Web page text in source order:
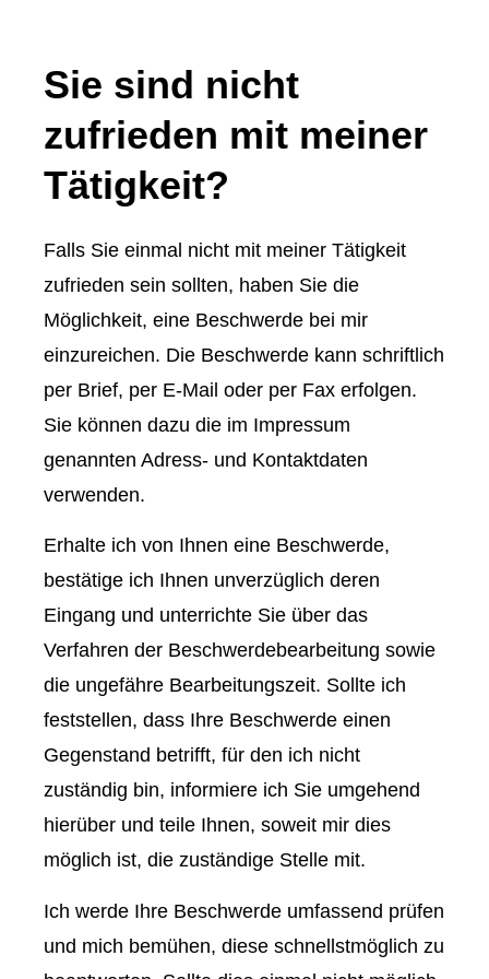
Sie sind nicht
zufrieden mit meiner
Tätigkeit?
Falls Sie einmal nicht mit meiner Tätigkeit
zufrieden sein sollten, haben Sie die
Möglichkeit, eine Beschwerde bei mir
einzureichen. Die Beschwerde kann schriftlich
per Brief, per E-Mail oder per Fax erfolgen.
Sie können dazu die im Impressum
genannten Adress- und Kontaktdaten
verwenden.
Erhalte ich von Ihnen eine Beschwerde,
bestätige ich Ihnen unverzüglich deren
Eingang und unterrichte Sie über das
Verfahren der Beschwerdebearbeitung sowie
die ungefähre Bearbeitungszeit. Sollte ich
feststellen, dass Ihre Beschwerde einen
Gegenstand betrifft, für den ich nicht
zuständig bin, informiere ich Sie umgehend
hierüber und teile Ihnen, soweit mir dies
möglich ist, die zuständige Stelle mit.
Ich werde Ihre Beschwerde umfassend prüfen
und mich bemühen, diese schnellstmöglich zu